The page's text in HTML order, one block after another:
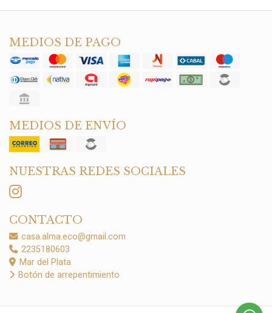
MEDIOS DE PAGO
MEDIOS DE ENVÍO
NUESTRAS REDES SOCIALES
CONTACTO
casa.alma.eco@gmail.com
2235180603
Mar del Plata
Botón de arrepentimiento